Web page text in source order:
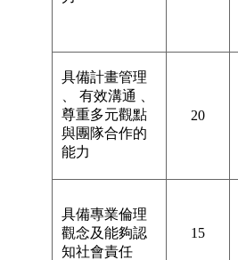
具備計畫管理
、 有效溝通 、
尊重多元觀點
與團隊合作的
能力
20
具備專業倫理
觀念及能夠認
知社會責任
15